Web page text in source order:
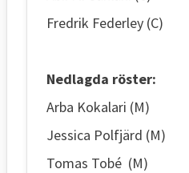
Fredrik Federley (C)
Nedlagda röster:
Arba Kokalari (M)
Jessica Polfjärd (M)
Tomas Tobé (M)